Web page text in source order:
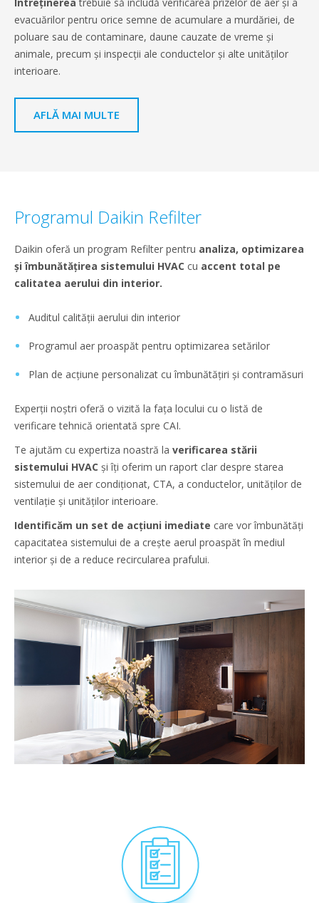
evacuărilor pentru orice semne de acumulare a murdăriei, de
poluare sau de contaminare, daune cauzate de vreme și
animale, precum și inspecții ale conductelor și alte unităților
interioare.
AFLĂ MAI MULTE
Programul Daikin Refilter
Daikin oferă un program Refilter pentru analiza, optimizarea
și îmbunătățirea sistemului HVAC cu accent total pe
calitatea aerului din interior.
Auditul calității aerului din interior
Programul aer proaspăt pentru optimizarea setărilor
Plan de acțiune personalizat cu îmbunătățiri și contramăsuri
Experții noștri oferă o vizită la fața locului cu o listă de
verificare tehnică orientată spre CAI.
Te ajutăm cu expertiza noastră la verificarea stării
sistemului HVAC și îți oferim un raport clar despre starea
sistemului de aer condiționat, CTA, a conductelor, unităților de
ventilație și unităților interioare.
Identificăm un set de acțiuni imediate care vor îmbunătăți
capacitatea sistemului de a crește aerul proaspăt în mediul
interior și de a reduce recircularea prafului.